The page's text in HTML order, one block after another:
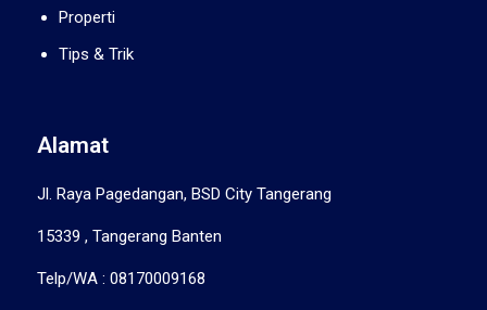
Properti
Tips & Trik
Alamat
Jl. Raya Pagedangan, BSD City Tangerang
15339 , Tangerang Banten
Telp/WA : 08170009168